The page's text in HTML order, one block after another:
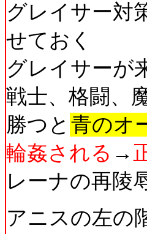
グレイサー対
せておく
グレイサーが
戦士、格闘、
勝つと 青のオ
輪姦される →
レーナの再陵
アニスの左の